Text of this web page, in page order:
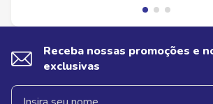
Receba nossas promoções e
exclusivas